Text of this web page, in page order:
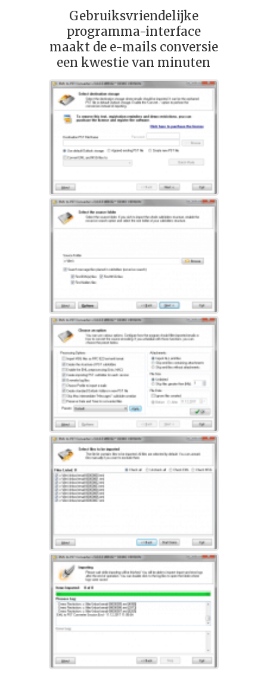
Gebruiksvriendelijke
programma-interface
maakt de e-mails conversie
een kwestie van minuten